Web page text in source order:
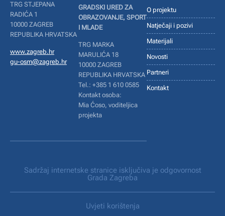
TRG STJEPANA
RADIĆA 1
10000 ZAGREB
REPUBLIKA HRVATSKA
www.zagreb.hr
gu-osm@zagreb.hr
GRADSKI URED ZA
OBRAZOVANJE, SPORT
I MLADE
TRG MARKA
MARULIĆA 18
10000 ZAGREB
REPUBLIKA HRVATSKA
Tel.: +385 1 610 0585
Kontakt osoba:
Mia Ćoso, voditeljica
projekta
O projektu
Natječaji i pozivi
Materijali
Novosti
Partneri
Kontakt
Sadržaj internetske stranice isključiva je odgovornost
Grada Zagreba
Uvjeti korištenja